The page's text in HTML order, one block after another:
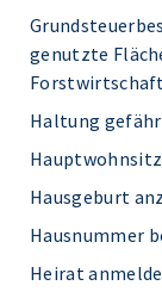
genutzte
Haltung
Hausgeburt
Hausnummer
Heirat